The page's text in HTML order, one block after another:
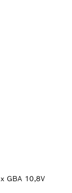
GBA 10,8V